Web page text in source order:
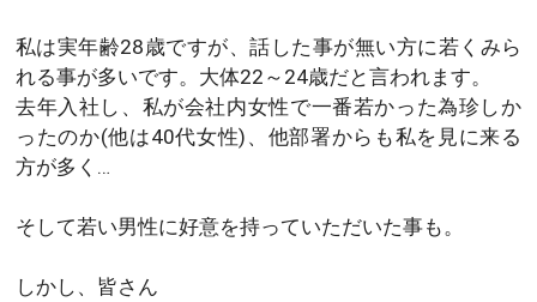
私は実年齢28歳ですが、話した事が無い方に若くみら
れる事が多いです。大体22～24歳だと言われます。
去年入社し、私が会社内女性で一番若かった為珍しか
ったのか(他は40代女性)、他部署からも私を見に来る
方が多く…
そして若い男性に好意を持っていただいた事も。
しかし、皆さん